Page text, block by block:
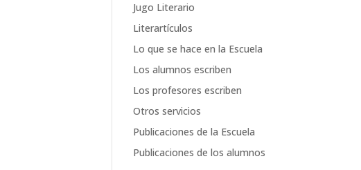
Jugo Literario
Literartículos
Lo que se hace en la Escuela
Los alumnos escriben
Los profesores escriben
Otros servicios
Publicaciones de la Escuela
Publicaciones de los alumnos